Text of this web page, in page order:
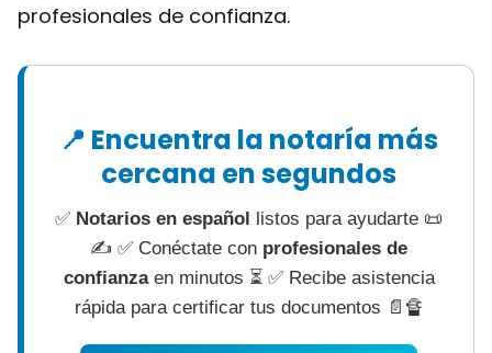
profesionales de confianza.
📍 Encuentra la notaría más
cercana en segundos
✅ Notarios en español listos para ayudarte 📜
✍ ✅ Conéctate con profesionales de
confianzaen minutos ⏳ ✅ Recibe asistencia
rápida para certificar tus documentos 📄🔏